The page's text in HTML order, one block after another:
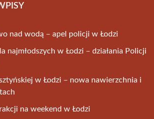
nad wodą – apel policji w Łodzi
najmłodszych w Łodzi – działania Policji
w Łodzi – nowa nawierzchnia i
na weekend w Łodzi